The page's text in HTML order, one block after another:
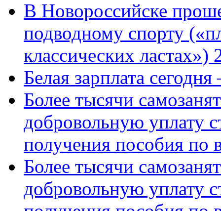
В Новороссийске
подводному спорту
классических ластах»)
Белая зарплата
Более тысячи
добровольную уплату
получения пособия по
Более тысячи
добровольную уплату